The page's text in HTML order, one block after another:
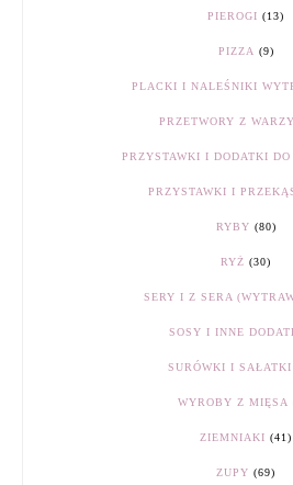
PIEROGI (13)
PIZZA (9)
PLACKI I NALEŚNIKI
PRZETWORY Z
PRZYSTAWKI I DODATKI
PRZYSTAWKI I
RYBY (80)
RYŻ (30)
SERY I Z SERA
SOSY I INNE
SURÓWKI I SAŁATKI
WYROBY Z MIĘSA
ZIEMNIAKI (41)
ZUPY (69)